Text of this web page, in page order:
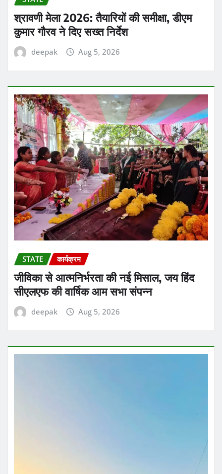
श्रावणी मेला 2026: तैयारियों की समीक्षा, डीएम
कुमार गौरव ने दिए सख्त निर्देश
deepak Aug 5, 2026
STATE कार्यक्रम
जीविका से आत्मनिर्भरता की नई मिसाल, जय हिंद
सीएलएफ की वार्षिक आम सभा संपन्न
deepak Aug 5, 2026